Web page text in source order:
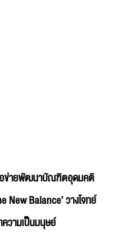
อข่ายพัฒนาบัณฑิตอุดมคติ
New Balance’ วางโจทย์
วามเป็นมนุษย์